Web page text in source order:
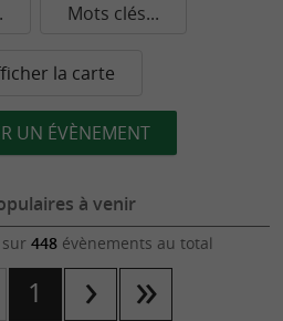
Mots clés...
la carte
UN ÉVÈNEMENT
à venir
448évènements au total
1